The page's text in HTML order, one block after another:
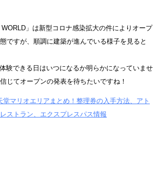
WORLD」は新型コロナ感染拡大の件によりオープ
ですが、順調に建築が進んでいる様子を見ると
験できる日はいつになるか明らかになっていませ
じてオープンの発表を待ちたいですね！
堂マリオエリアまとめ！整理券の入手方法、アト
ストラン、エクスプレスパス情報